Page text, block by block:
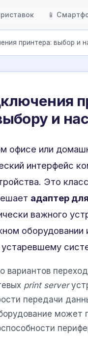
📱
принтера: выбор и
и
офисе или
интерфейс
Это
адаптер
важного
оборудовании
вариантов
print server
передачи
может